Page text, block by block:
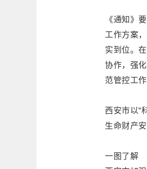
《通知》
工作方案
实到位。
协作，强
范管控工作
西安市以“
生命财产
一图了解